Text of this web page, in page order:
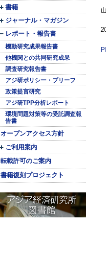
書籍
ジャーナル・マガジン
レポート・報告書
機動研究成果報告書
他機関との共同研究成果
調査研究報告書
アジ研ポリシー・ブリーフ
政策提言研究
アジ研TPP分析レポート
環境問題対策等の受託調査報
告書
オープンアクセス方針
ご利用案内
転載許可のご案内
書籍復刻プロジェクト